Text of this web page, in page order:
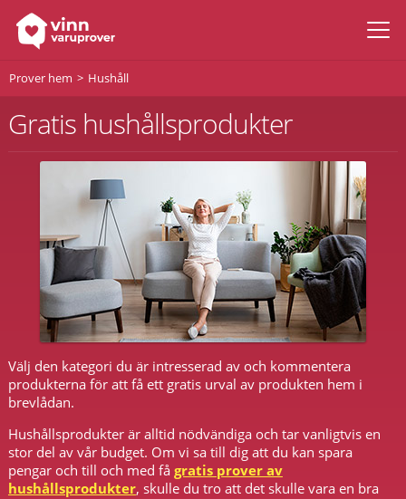
Prover hem Hushåll
Gratis hushållsprodukter
Välj den kategori du är intresserad av och kommentera
produkterna för att få ett gratis urval av produkten hem i
brevlådan.
Hushållsprodukter är alltid nödvändiga och tar vanligtvis en
stor del av vår budget. Om vi sa till dig att du kan spara
pengar och till och med få gratis prover av
hushållsprodukter, skulle du tro att det skulle vara en bra